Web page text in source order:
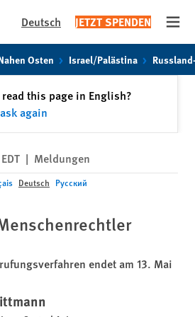
Deutsch JETZT SPENDEN
Osten Israel/Palästina
this page in English?
again
| Meldungen
Deutsch Русский
endet am 13. Mai